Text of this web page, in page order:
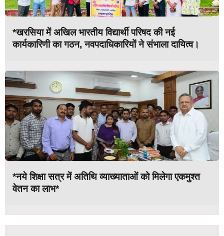
*खरसिया में अखिल भारतीय विद्यार्थी परिषद की नई
कार्यकारिणी का गठन, नवपदाधिकारियों ने संभाला दायित्व।
*नये शिक्षा सत्र में अतिथि व्याख्याताओं को मिलेगा एकमुश्त
वेतन का लाभ*